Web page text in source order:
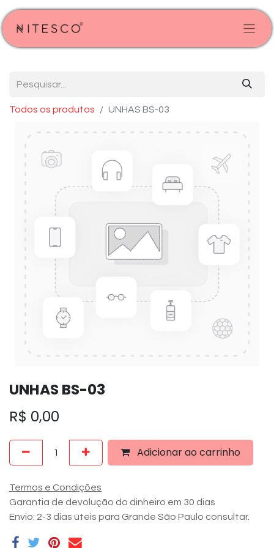
Todos os produtos UNHAS BS-03
UNHAS BS-03
R$ 0,00
Adicionar ao carrinho
Termos e Condições
Garantia de devolução do dinheiro em 30 dias
Envio: 2-3 dias úteis para Grande São Paulo consultar.